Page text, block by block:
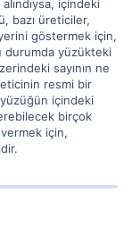
içindeki
bazı üreticiler,
göstermek için,
durumda yüzükteki
sayının ne
resmi bir
içindeki
birçok
için,